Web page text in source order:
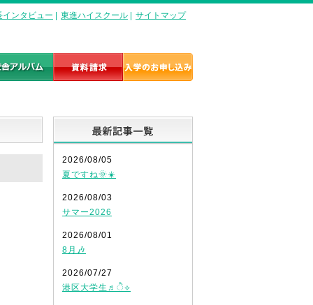
インタビュー 東進ハイスクール サイトマップ
2026/08/05
夏ですね🌞☀️
2026/08/03
サマー2026
2026/08/01
8月🎶
2026/07/27
港区大学生♬ੈ⟡